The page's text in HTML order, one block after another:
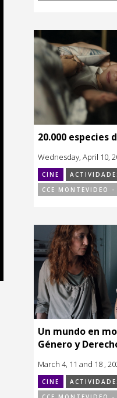
20.000 especies
Wednesday, April 10,
CINE
CCE MONTEVIDEO
Un mundo en
Género y
March 4, 11 and 18 ,
CINE